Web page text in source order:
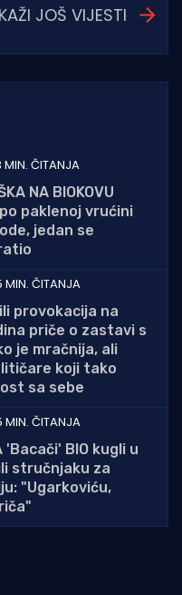
JOŠ VIJESTI
MIN. ČITANJA
NA BIOKOVU
paklenoj vrućini
jedan se
MIN. ČITANJA
provokacija na
priče o zastavi s
je mračnija, ali
koji tako
sa sebe
MIN. ČITANJA
'Bacači' BIO kugli u
stručnjaku za
"Ugarkoviću,